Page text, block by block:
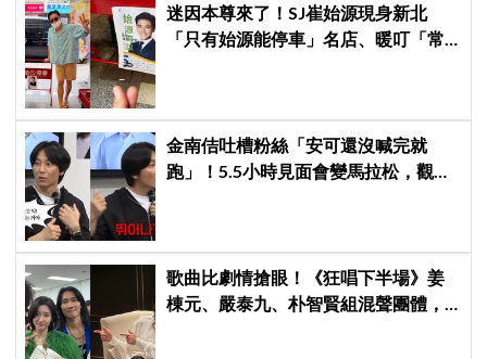
迷因本尊來了！SJ崔始源現身新北
「只有始源能停車」名店、暖叮「常
金南佶吐槽粉絲「安可還沒喊完就
跑」！5.5小時見面會變馬拉松，觀眾
歌曲比劇情搶眼！《狂唱下半場》姜
棟元、嚴泰九、朴智賢組混聲團體，